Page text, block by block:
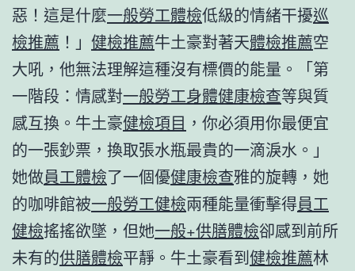
惡！這是什麼一般勞工體檢低級的情緒干擾巡
檢推薦 ！」 健檢推薦牛土豪對著天體檢推薦空
大吼，他無法理解這種沒有標價的能量。「第
一階段：情感對一般勞工身體健康檢查等與質
感互換。牛土豪健檢項目 ，你必須用你最便宜
的一張鈔票，換取張水瓶最貴的一滴淚水。」
她做員工體檢了一個優健康檢查雅的旋轉，她
的咖啡館被一般勞工健檢兩種能量衝擊得員工
健檢搖搖欲墜，但她一般+供膳體檢卻感到前所
未有的供膳體檢平靜。牛土豪看到健檢推薦林